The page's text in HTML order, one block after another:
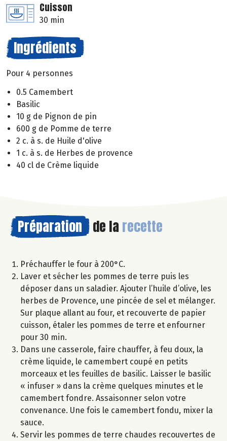
Cuisson
30 min
Ingrédients
Pour 4 personnes
0.5 Camembert
Basilic
10 g de Pignon de pin
600 g de Pomme de terre
2 c. à s. de Huile d'olive
1 c. à s. de Herbes de provence
40 cl de Crème liquide
Préparation de la recette
Préchauffer le four à 200°C.
Laver et sécher les pommes de terre puis les
déposer dans un saladier. Ajouter l’huile d’olive, les
herbes de Provence, une pincée de sel et mélanger.
Sur plaque allant au four, et recouverte de papier
cuisson, étaler les pommes de terre et enfourner
pour 30 min.
Dans une casserole, faire chauffer, à feu doux, la
crème liquide, le camembert coupé en petits
morceaux et les feuilles de basilic. Laisser le basilic
« infuser » dans la crème quelques minutes et le
camembert fondre. Assaisonner selon votre
convenance. Une fois le camembert fondu, mixer la
sauce.
Servir les pommes de terre chaudes recouvertes de